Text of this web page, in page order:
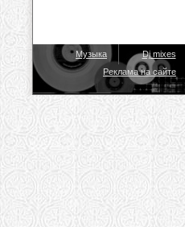
Музыка Dj mixes
Реклама на сайте